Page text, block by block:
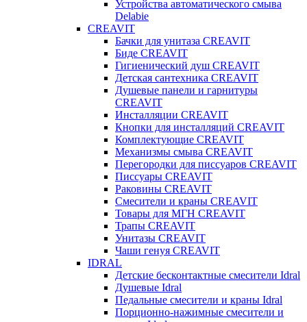
Устройства автоматического смыва
Delabie
CREAVIT
Бачки для унитаза CREAVIT
Биде CREAVIT
Гигиенический душ CREAVIT
Детская сантехника CREAVIT
Душевые панели и гарнитуры
CREAVIT
Инсталляции CREAVIT
Кнопки для инсталляций CREAVIT
Комплектующие CREAVIT
Механизмы смыва CREAVIT
Перегородки для писсуаров CREAVIT
Писсуары CREAVIT
Раковины CREAVIT
Смесители и краны CREAVIT
Товары для МГН CREAVIT
Трапы CREAVIT
Унитазы CREAVIT
Чаши генуя CREAVIT
IDRAL
Детские бесконтактные смесители Idral
Душевые Idral
Педальные смесители и краны Idral
Порционно-нажимные смесители и